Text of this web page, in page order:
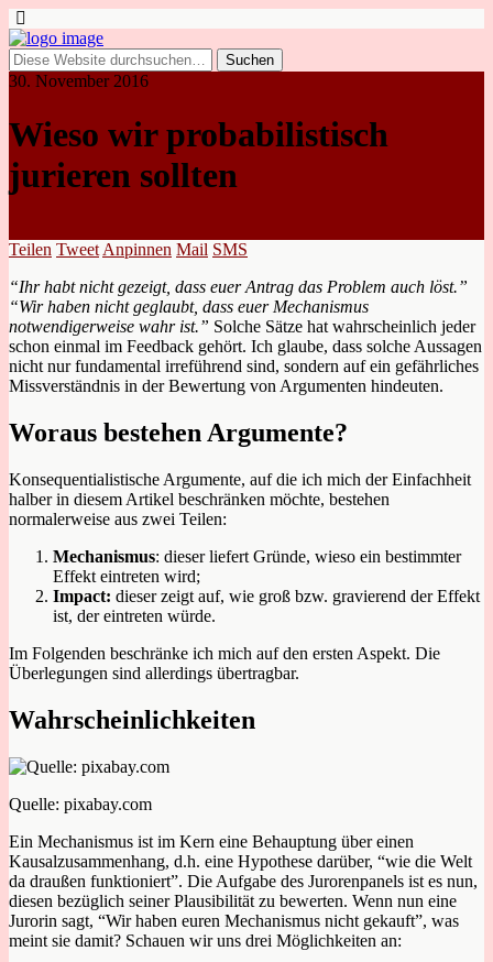
30. November 2016
Wieso wir probabilistisch
jurieren sollten
Teilen Tweet Anpinnen Mail SMS
“Ihr habt nicht gezeigt, dass euer Antrag das Problem auch löst.”
“Wir haben nicht geglaubt, dass euer Mechanismus
notwendigerweise wahr ist.” Solche Sätze hat wahrscheinlich jeder
schon einmal im Feedback gehört. Ich glaube, dass solche Aussagen
nicht nur fundamental irreführend sind, sondern auf ein gefährliches
Missverständnis in der Bewertung von Argumenten hindeuten.
Woraus bestehen Argumente?
Konsequentialistische Argumente, auf die ich mich der Einfachheit
halber in diesem Artikel beschränken möchte, bestehen
normalerweise aus zwei Teilen:
Mechanismus: dieser liefert Gründe, wieso ein bestimmter
Effekt eintreten wird;
Impact: dieser zeigt auf, wie groß bzw. gravierend der Effekt
ist, der eintreten würde.
Im Folgenden beschränke ich mich auf den ersten Aspekt. Die
Überlegungen sind allerdings übertragbar.
Wahrscheinlichkeiten
Quelle: pixabay.com
Ein Mechanismus ist im Kern eine Behauptung über einen
Kausalzusammenhang, d.h. eine Hypothese darüber, “wie die Welt
da draußen funktioniert”. Die Aufgabe des Jurorenpanels ist es nun,
diesen bezüglich seiner Plausibilität zu bewerten. Wenn nun eine
Jurorin sagt, “Wir haben euren Mechanismus nicht gekauft”, was
meint sie damit? Schauen wir uns drei Möglichkeiten an: